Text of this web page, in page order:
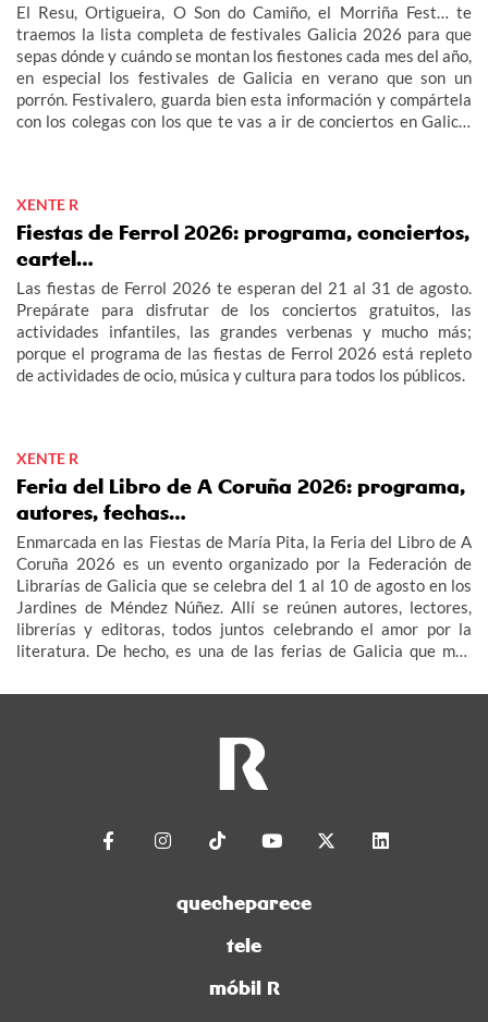
El Resu, Ortigueira, O Son do Camiño, el Morriña Fest… te
traemos la lista completa de festivales Galicia 2026 para que
sepas dónde y cuándo se montan los fiestones cada mes del año,
en especial los festivales de Galicia en verano que son un
porrón. Festivalero, guarda bien esta información y compártela
con los colegas con los que te vas a ir de conciertos en Galicia
XENTE R
Fiestas de Ferrol 2026: programa, conciertos,
cartel…
Las fiestas de Ferrol 2026 te esperan del 21 al 31 de agosto.
Prepárate para disfrutar de los conciertos gratuitos, las
actividades infantiles, las grandes verbenas y mucho más;
porque el programa de las fiestas de Ferrol 2026 está repleto
de actividades de ocio, música y cultura para todos los públicos.
XENTE R
Feria del Libro de A Coruña 2026: programa,
autores, fechas…
Enmarcada en las Fiestas de María Pita, la Feria del Libro de A
Coruña 2026 es un evento organizado por la Federación de
Librarías de Galicia que se celebra del 1 al 10 de agosto en los
Jardines de Méndez Núñez. Allí se reúnen autores, lectores,
librerías y editoras, todos juntos celebrando el amor por la
literatura. De hecho, es una de las ferias de Galicia que más
visitantes.
quecheparece
tele
móbil R